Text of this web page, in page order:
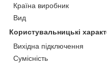
Країна виробник
Вид
Користувальницькі
Вихідна підключення
Сумісність